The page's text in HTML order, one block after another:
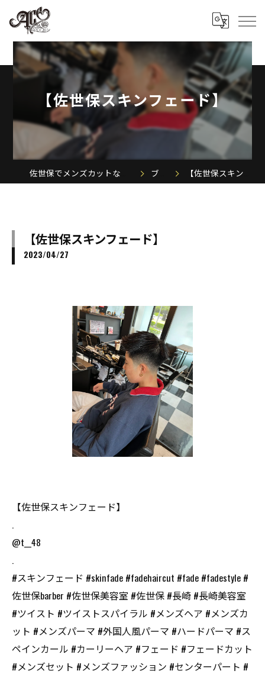
【佐世保スキンフェード】
ブログ 【佐世保スキンフェード】
【佐世保スキンフェード】
2023/04/27
【佐世保スキンフェード】
.
@t__48
.
#スキンフェード #skinfade #fadehaircut #fade #fadestyle #
佐世保barber #佐世保美容室 #佐世保 #長崎 #長崎美容室
#ツイスト #ツイストスパイラル #メンズヘア #メンズカ
ット #メンズパーマ #外国人風パーマ #ハードパーマ #ス
ペインカール #カーリーヘア #フェード #フェードカット
#メンズセット #メンズファッション #センターパート #